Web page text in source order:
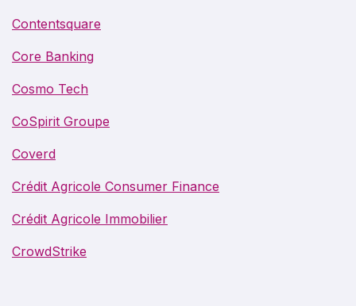
Contentsquare
Core Banking
Cosmo Tech
CoSpirit Groupe
Coverd
Crédit Agricole Consumer Finance
Crédit Agricole Immobilier
CrowdStrike